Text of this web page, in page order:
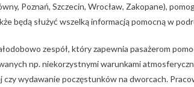
Poznań, Szczecin, Wrocław, Zakopane),
będą służyć wszelką informacją pomocną w
zespół, który zapewnia pasażerom
np. niekorzystnymi warunkami
wydawanie poczęstunków na dworcach.